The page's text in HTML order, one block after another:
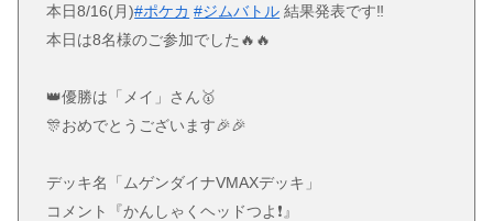
本日8/16(月)#ポケカ #ジムバトル 結果発表です‼️
本日は8名様のご参加でした🔥🔥
👑優勝は「メイ」さん🥇
🎊おめでとうございます🎉🎉
デッキ名「ムゲンダイナVMAXデッキ」
コメント『かんしゃくヘッドつよ❗️』